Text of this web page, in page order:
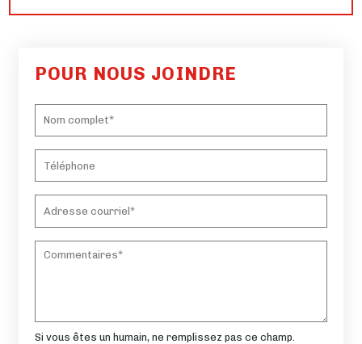
POUR NOUS JOINDRE
Si vous êtes un humain, ne remplissez pas ce champ.